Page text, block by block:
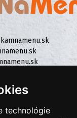
technológie